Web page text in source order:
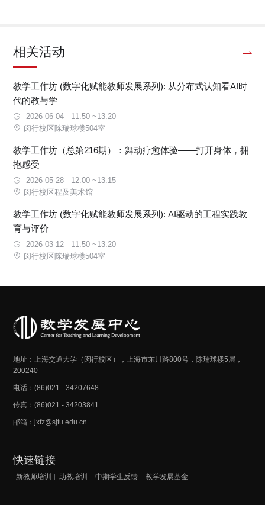
相关活动
教学工作坊 (数字化赋能教师发展系列): 从分布式认知看AI时
代的教与学
2026-06-04 11:50 ~13:20
闵行校区陈瑞球楼504室
教学工作坊（总第216期）：舞动疗愈体验——打开身体，拥
抱感受
2026-05-28 12:00 ~13:15
闵行校区程及美术馆
教学工作坊 (数字化赋能教师发展系列): AI驱动的工程实践教
育与评价
2026-03-12 11:50 ~13:20
闵行校区陈瑞球楼504室
地址：上海交通大学（闵行校区），上海市东川路800号，陈瑞球楼5层，
200240
电话：(86)021 - 34207648
传真：(86)021 - 34203841
邮箱：jxfz@sjtu.edu.cn
快速链接
新教师培训 助教培训 中期学生反馈 教学发展基金